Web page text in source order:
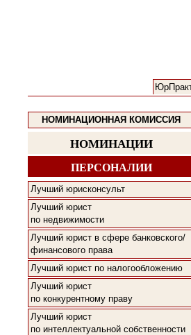
НОМИНАЦИОННАЯ КОМИССИЯ
НОМИНАЦИИ
ПЕРСОНАЛИИ
Лучший юрисконсульт
Лучший юрист
по недвижимости
Лучший юрист в сфере банковского/
финансового права
Лучший юрист по налогообложению
Лучший юрист
по конкурентному праву
Лучший юрист
по интеллектуальной собственности